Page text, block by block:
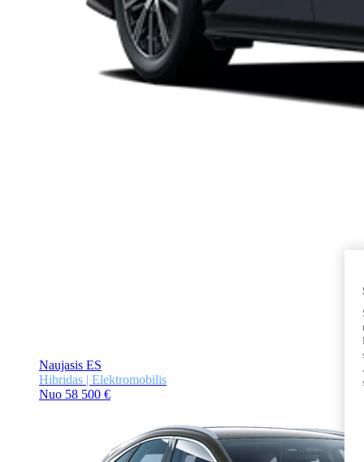
Naujasis ES
Hibridas | Elektromobilis
Nuo 58 500 €